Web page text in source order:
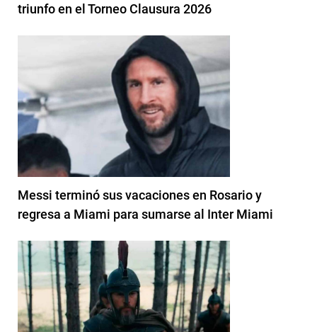
triunfo en el Torneo Clausura 2026
Messi terminó sus vacaciones en Rosario y
regresa a Miami para sumarse al Inter Miami